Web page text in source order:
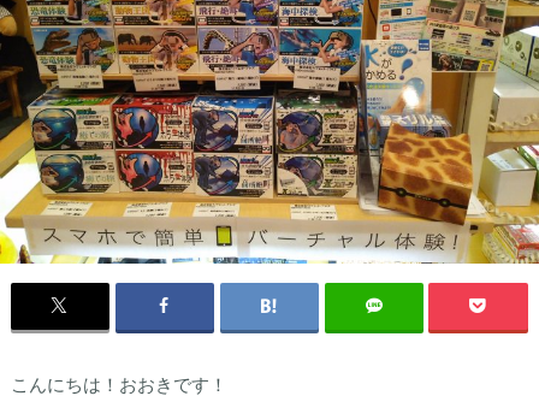
こんにちは！おおきです！